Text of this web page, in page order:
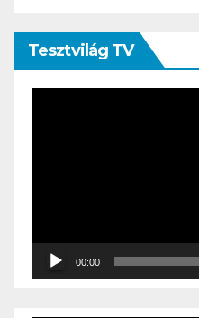
Tesztvilág TV
00:00